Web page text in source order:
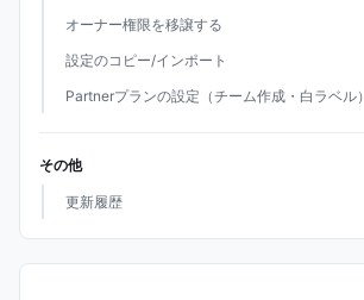
オーナー権限を移譲する
設定のコピー/インポート
Partnerプランの設定（チーム作成・白ラベル）
その他
更新履歴